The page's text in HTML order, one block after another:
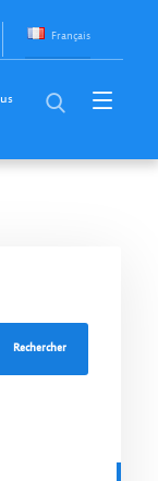
Français
Rechercher